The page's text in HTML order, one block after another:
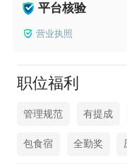
平台核验
营业执照
职位福利
管理规范 有提成
包食宿 全勤奖